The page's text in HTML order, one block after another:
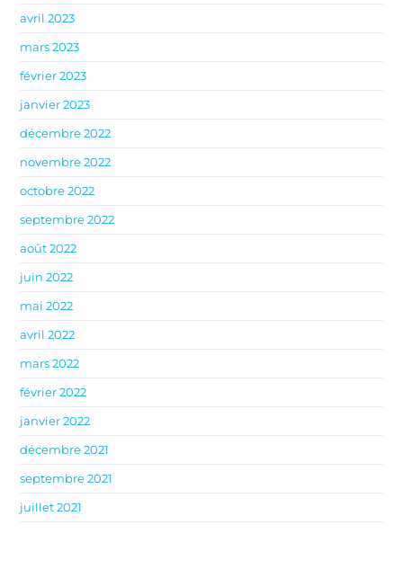
avril 2023
mars 2023
février 2023
janvier 2023
décembre 2022
novembre 2022
octobre 2022
septembre 2022
août 2022
juin 2022
mai 2022
avril 2022
mars 2022
février 2022
janvier 2022
décembre 2021
septembre 2021
juillet 2021